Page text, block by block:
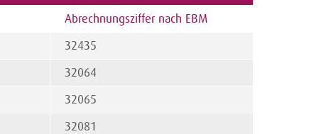
Abrechnungsziffer nach EBM
32435
32064
32065
32081